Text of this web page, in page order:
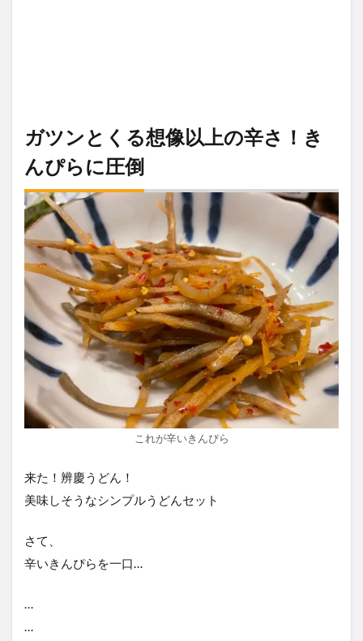
ガツンとくる想像以上の辛さ！き
んぴらに圧倒
これが辛いきんぴら
来た！辨慶うどん！
美味しそうなシンプルうどんセット
さて、
辛いきんぴらを一口…
…
…